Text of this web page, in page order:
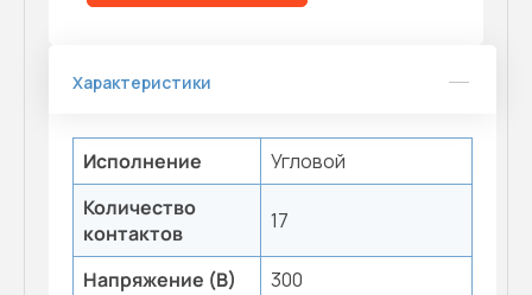
Характеристики
Исполнение
Угловой
Количество
контактов
17
Напряжение (В) 300